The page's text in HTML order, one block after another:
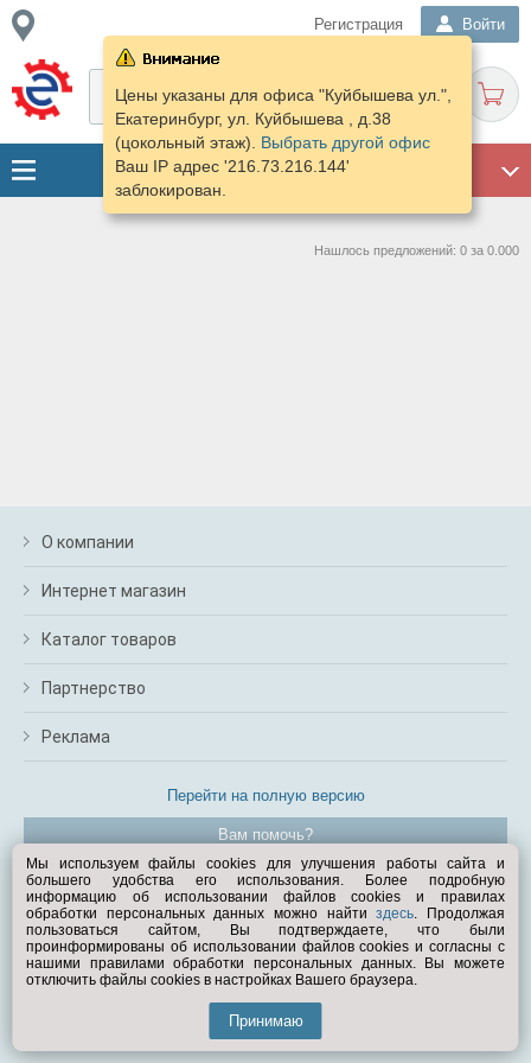
Регистрация Войти
Цены указаны для офиса "Куйбышева ул.",
Екатеринбург, ул. Куйбышева , д.38
(цокольный этаж). Выбрать другой офис
Ваш IP адрес '216.73.216.144'
заблокирован.
Нашлось предложений: 0 за 0.000
О компании
Интернет магазин
Каталог товаров
Партнерство
Реклама
Перейти на полную версию
Вам помочь?
© Exist.ru 1998—2026
Мы используем файлы cookies для улучшения работы сайта и
большего удобства его использования. Более подробную
информацию об использовании файлов cookies и правилах
обработки персональных данных можно найтиздесь. Продолжая
пользоваться сайтом, Вы подтверждаете, что были
проинформированы об использовании файлов cookies и согласны с
нашими правилами обработки персональных данных. Вы можете
отключить файлы cookies в настройках Вашего браузера.
Принимаю